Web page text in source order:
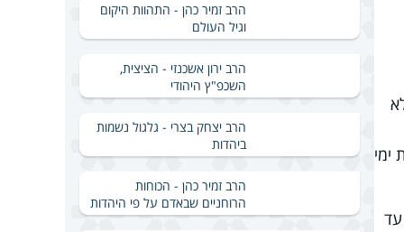
ימי
הרב זמיר כהן - התהוות היקום
וגיל העולם
הרב ירון אשכנזי - הציצית,
השכפ"ץ היהודי
הרב יצחק בצרי - גלגול נשמות
ביהדות
הרב זמיר כהן - הכוחות
הרוחניים שבאדם על פי היהדות